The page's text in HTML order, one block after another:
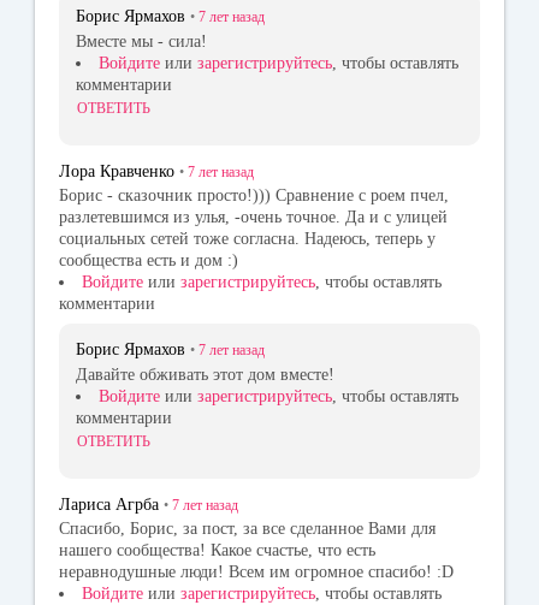
Борис Ярмахов • 7 лет назад
Вместе мы - сила!
Войдите или зарегистрируйтесь , чтобы оставлять
комментарии
ОТВЕТИТЬ
Лора Кравченко • 7 лет назад
Борис - сказочник просто!))) Сравнение c роем пчел,
разлетевшимся из улья, -очень точное. Да и с улицей
социальных сетей тоже согласна. Надеюсь, теперь у
сообщества есть и дом :)
Войдите или зарегистрируйтесь, чтобы оставлять
комментарии
Борис Ярмахов • 7 лет назад
Давайте обживать этот дом вместе!
Войдите или зарегистрируйтесь , чтобы оставлять
комментарии
ОТВЕТИТЬ
Лариса Агрба • 7 лет назад
Спасибо, Борис, за пост, за все сделанное Вами для
нашего сообщества! Какое счастье, что есть
неравнодушные люди! Всем им огромное спасибо! :D
Войдите или зарегистрируйтесь, чтобы оставлять